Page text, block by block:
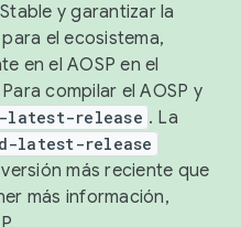
y garantizar la
el ecosistema,
en el AOSP en el
compilar el AOSP y
latest-release . La
latest-release
más reciente que
más información,